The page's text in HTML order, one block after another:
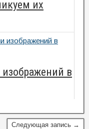
их
в
Следующая запись →